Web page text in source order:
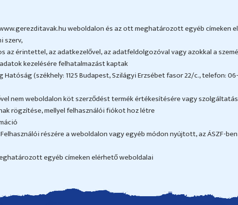
weboldalon és az ott meghatározott egyéb címeken
szerv,
az érintettel, az adatkezelővel, az adatfeldolgozóval vagy azokkal a
kezelésére felhatalmazást kaptak
(székhely: 1125 Budapest, Szilágyi Erzsébet fasor 22/c., telefon: 06-
nem weboldalon köt szerződést termék értékesítésére vagy
rögzítése, mellyel felhasználói fiókot hoz létre
részére a weboldalon vagy egyéb módon nyújtott, az ÁSZF-
egyéb címeken elérhető weboldalai